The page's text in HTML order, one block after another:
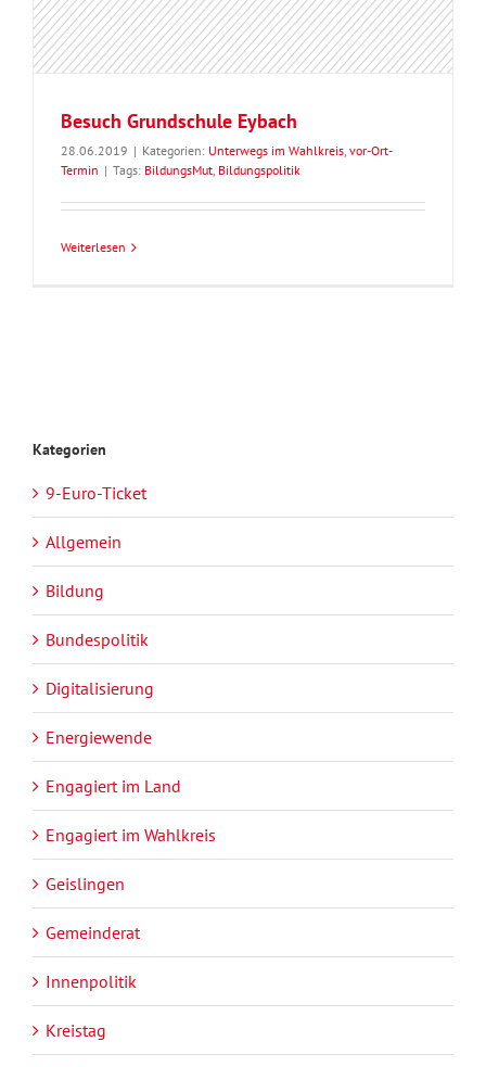
Besuch Grundschule Eybach
28.06.2019 | Kategorien: Unterwegs im Wahlkreis, vor-Ort-
Termin | Tags: BildungsMut, Bildungspolitik
Weiterlesen
Kategorien
9-Euro-Ticket
Allgemein
Bildung
Bundespolitik
Digitalisierung
Energiewende
Engagiert im Land
Engagiert im Wahlkreis
Geislingen
Gemeinderat
Innenpolitik
Kreistag